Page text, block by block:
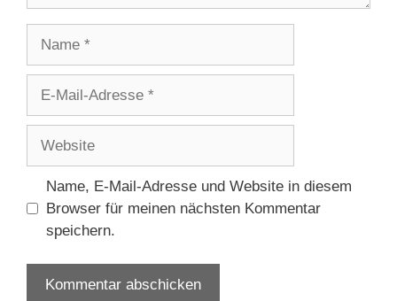
Adresse
Name, E-Mail-Adresse und Website in diesem
Browser für meinen nächsten Kommentar
speichern.